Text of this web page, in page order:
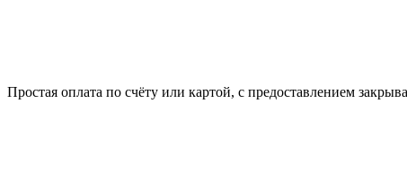
Простая оплата по счёту или картой, с предоставлением